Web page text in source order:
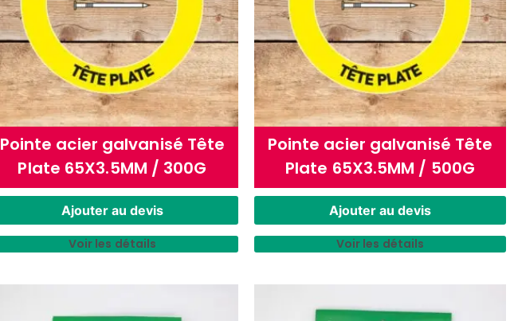
Pointe acier galvanisé Tête
Plate 65X3.5MM / 300G
Ajouter au devis
Voir les détails
Pointe acier galvanisé Tête
Plate 65X3.5MM / 500G
Ajouter au devis
Voir les détails